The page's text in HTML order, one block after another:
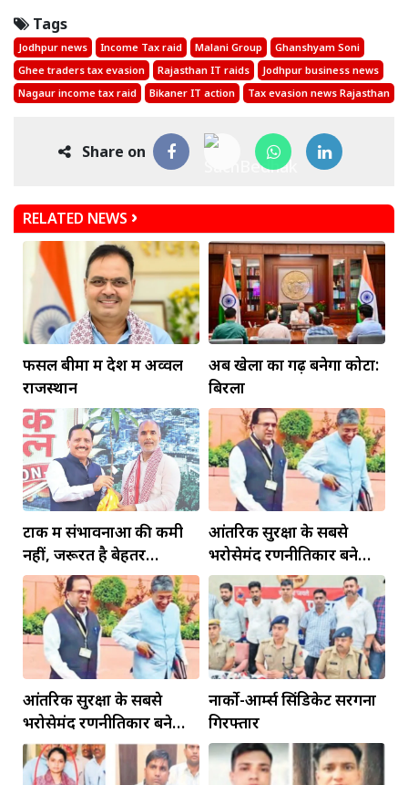
Tags
Jodhpur news Income Tax raid Malani Group
Ghanshyam Soni
Ghee traders tax evasion
Rajasthan IT raids
Jodhpur business news
Nagaur income tax raid
Bikaner IT action Tax evasion news Rajasthan
Share on
RELATED NEWS
फसल बीमा में देश में अव्वल
राजस्थान
अब खेलों का गढ़ बनेगा कोटा:
बिरला
टोंक में संभावनाओं की कमी
नहीं, जरूरत है बेहतर
इंफ्रास्ट्रक्चर की
आंतरिक सुरक्षा के सबसे
भरोसेमंद रणनीतिकार बने
रहेंगे गोविंद मोहन
आंतरिक सुरक्षा के सबसे
भरोसेमंद रणनीतिकार बने
रहेंगे गोविंद मोहन
नार्को-आर्म्स सिंडिकेट सरगना
गिरफ्तार